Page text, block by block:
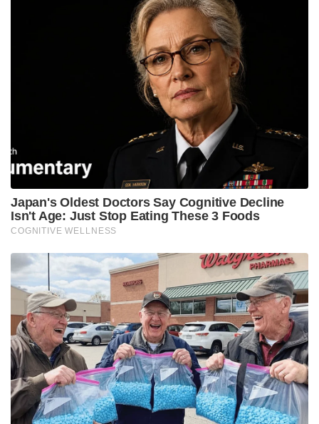
Japan's Oldest Doctors Say Cognitive Decline
Isn't Age: Just Stop Eating These 3 Foods
COGNITIVE WELLNESS